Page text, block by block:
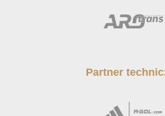
Partner